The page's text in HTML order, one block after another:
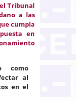
Tribunal
a las
cumpla
en
como
al
en el